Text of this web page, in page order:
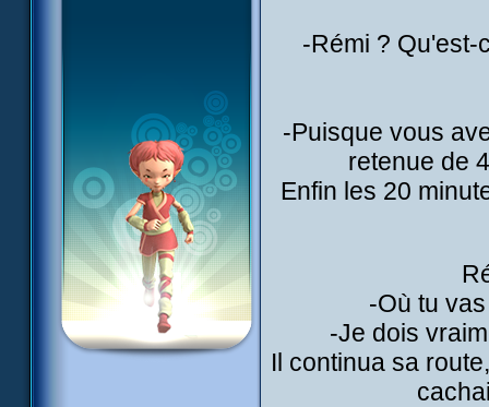
-Rémi ? Qu'est-
-Puisque vous
retenue de
Enfin les 20
-Où tu
-Je dois
Il continua sa